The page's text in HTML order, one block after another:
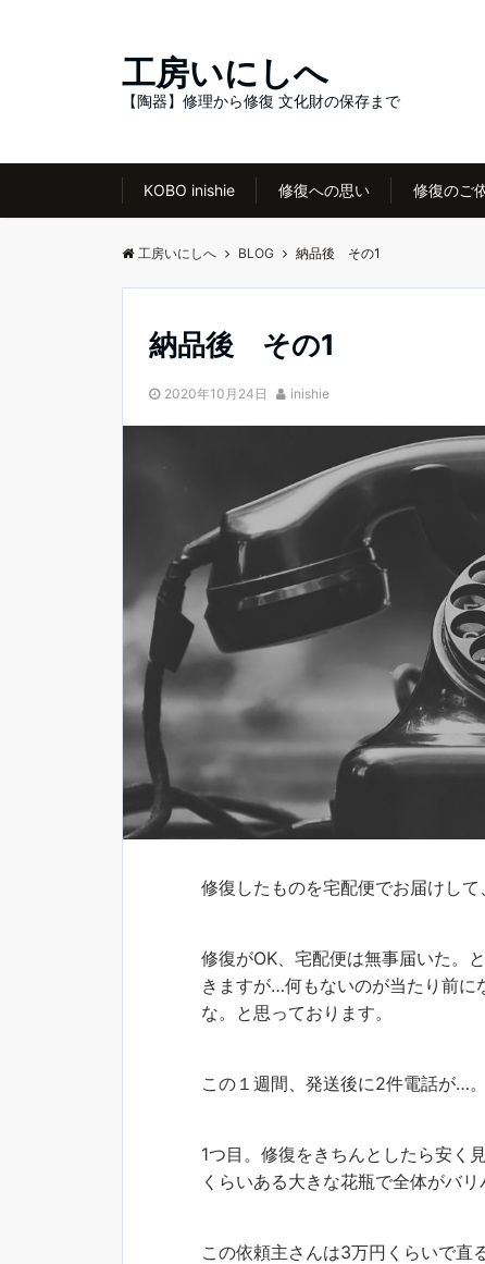
工房いにしへ
【陶器】修理から修復 文化財の保存まで
KOBO inishie 修復への思い 修復のご
工房いにしへ BLOG 納品後 その1
納品後 その1
2020年10月24日 inishie
修復したものを宅配便でお届けし
修復がOK、宅配便は無事届いた。
きますが…何もないのが当たり前に
な。と思っております。
この１週間、発送後に2件電話が…。
1つ目。修復をきちんとしたら安く
くらいある大きな花瓶で全体がバ
この依頼主さんは3万円くらいで直